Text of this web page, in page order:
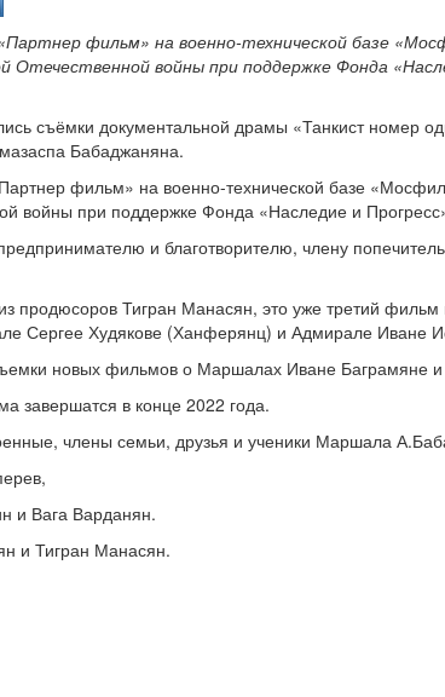
фильм» на военно-технической базе
Отечественной войны при поддержке Фонда
съёмки документальной драмы «Танкист номер
Бабаджаняна.
фильм» на военно-технической базе
войны при поддержке Фонда «Наследие и
и благотворителю, члену
продюсоров Тигран Манасян, это уже третий
Сергее Худякове (Ханферянц) и Адмирале Иване
новых фильмов о Маршалах Иване Баграмяне и
завершатся в конце 2022 года.
члены семьи, друзья и ученики Маршала
и Вага Варданян.
и Тигран Манасян.